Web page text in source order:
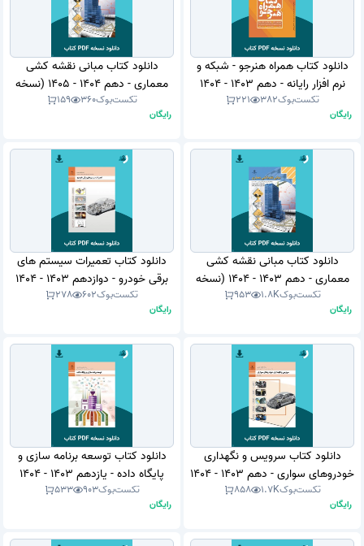
دانلود کتاب همراه هنرجو - شبکه و
نرم افزار رایانه - دهم 1403 - 1404
(نسخه PDF)
تکست‌بوک382
221
رایگان
دانلود کتاب مبانی نقشه کشی
معماری - دهم 1404 - 1405 (نسخه
PDF)تکست‌بوک360
159
رایگان
دانلود کتاب مبانی نقشه کشی
معماری - دهم 1403 - 1404 (نسخه
PDF)تکست‌بوک1.8K
953
رایگان
دانلود کتاب تعمیرات سیستم های
برقی خودرو - دوازدهم 1403 - 1404
(نسخه PDF)
تکست‌بوک602
278
رایگان
دانلود کتاب سرویس و نگهداری
خودروهای سواری - دهم 1403 - 1404
(نسخه PDF)
تکست‌بوک1.7K
858
رایگان
دانلود کتاب توسعه برنامه سازی و
پایگاه داده - یازدهم 1403 - 1404
(نسخه PDF)
تکست‌بوک903
533
رایگان